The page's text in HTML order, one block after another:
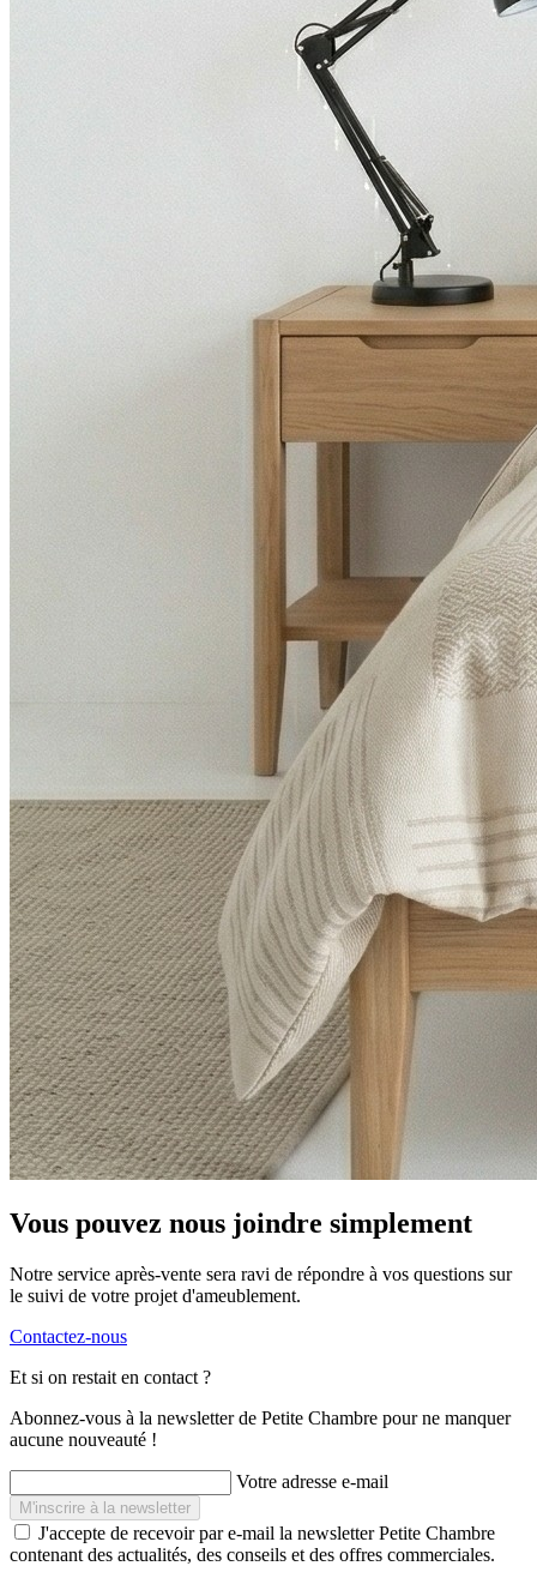
Vous pouvez nous joindre simplement
Notre service après-vente sera ravi de répondre à vos questions sur
le suivi de votre projet d'ameublement.
Contactez-nous
Et si on restait en contact ?
Abonnez-vous à la newsletter de Petite Chambre pour ne manquer
aucune nouveauté !
Votre adresse e-mail
J'accepte de recevoir par e-mail la newsletter Petite Chambre
contenant des actualités, des conseils et des offres commerciales.